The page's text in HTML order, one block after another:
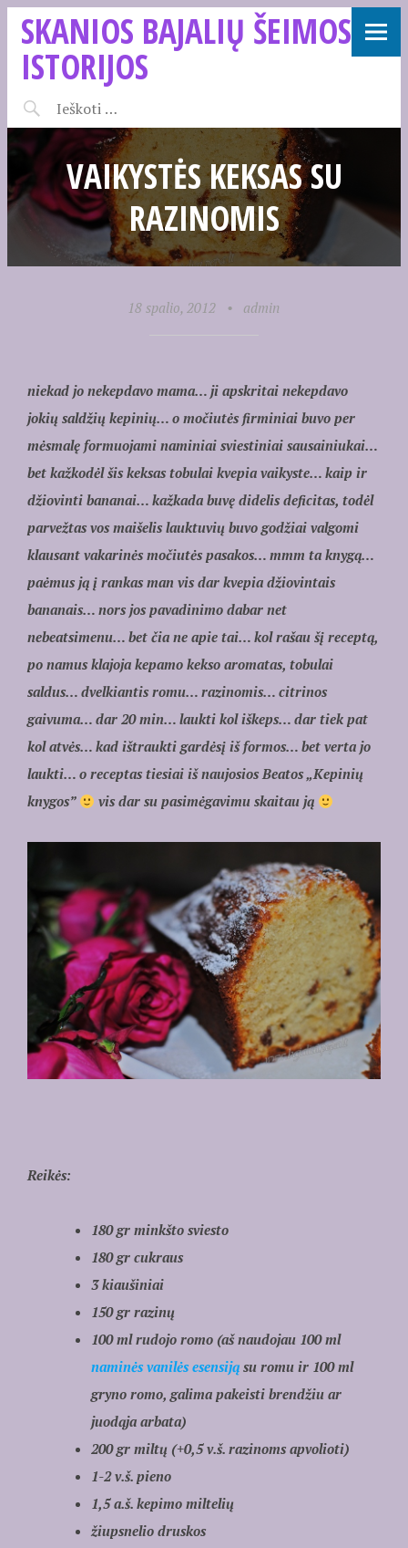
SKANIOS BAJALIŲ ŠEIMOS
ISTORIJOS
VAIKYSTĖS KEKSAS SU
RAZINOMIS
18 spalio, 2012 • admin
niekad jo nekepdavo mama… ji apskritai nekepdavo
jokių saldžių kepinių… o močiutės firminiai buvo per
mėsmalę formuojami naminiai sviestiniai sausainiukai…
bet kažkodėl šis keksas tobulai kvepia vaikyste… kaip ir
džiovinti bananai… kažkada buvę didelis deficitas, todėl
parvežtas vos maišelis lauktuvių buvo godžiai valgomi
klausant vakarinės močiutės pasakos… mmm ta knygą…
paėmus ją į rankas man vis dar kvepia džiovintais
bananais… nors jos pavadinimo dabar net
nebeatsimenu… bet čia ne apie tai… kol rašau šį receptą,
po namus klajoja kepamo kekso aromatas, tobulai
saldus… dvelkiantis romu… razinomis… citrinos
gaivuma… dar 20 min… laukti kol iškeps… dar tiek pat
kol atvės… kad ištraukti gardėsį iš formos… bet verta jo
laukti… o receptas tiesiai iš naujosios Beatos „Kepinių
knygos”
vis dar su pasimėgavimu skaitau ją
Reikės:
180 gr minkšto sviesto
180 gr cukraus
3 kiaušiniai
150 gr razinų
100 ml rudojo romo (aš naudojau 100 ml
naminės vanilės esensijąsu romu ir 100 ml
gryno romo, galima pakeisti brendžiu ar
juodąja arbata)
200 gr miltų (+0,5 v.š. razinoms apvolioti)
1-2 v.š. pieno
1,5 a.š. kepimo miltelių
žiupsnelio druskos